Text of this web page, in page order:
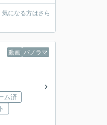
になる方はさら
動画 パノラマ
ム済